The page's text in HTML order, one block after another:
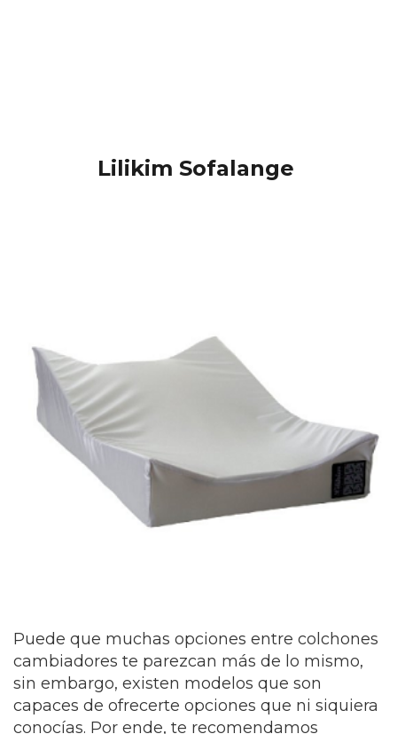
Lilikim Sofalange
Puede que muchas opciones entre colchones
cambiadores te parezcan más de lo mismo,
sin embargo, existen modelos que son
capaces de ofrecerte opciones que ni siquiera
conocías. Por ende, te recomendamos